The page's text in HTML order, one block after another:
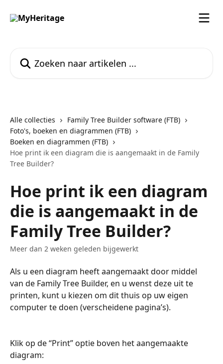
Alle collecties
Family Tree Builder software (FTB)
Foto's, boeken en diagrammen (FTB)
Boeken en diagrammen (FTB)
Hoe print ik een diagram die is aangemaakt in de Family
Tree Builder?
Hoe print ik een diagram
die is aangemaakt in de
Family Tree Builder?
Meer dan 2 weken geleden bijgewerkt
Als u een diagram heeft aangemaakt door middel
van de Family Tree Builder, en u wenst deze uit te
printen, kunt u kiezen om dit thuis op uw eigen
computer te doen (verscheidene pagina’s).
Klik op de “Print” optie boven het aangemaakte
diagram: